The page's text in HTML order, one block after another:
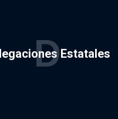
Estatales
D